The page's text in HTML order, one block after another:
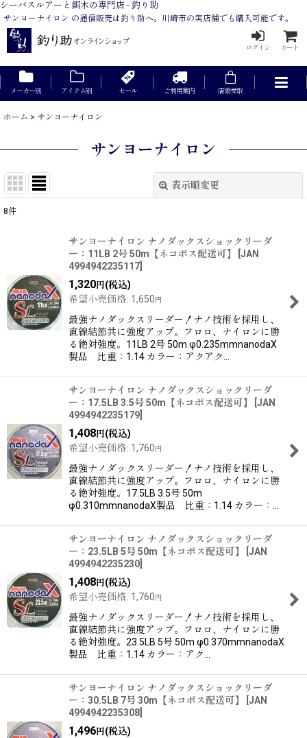
シーバスルアーと餌木の専門店 - 釣り助
サンヨーナイロン の通信販売は釣り助へ。川崎市の実店舗でも購入可能です。
ログイン カート
メーカー別 アイテム別 セール ご利用案内 店頭受取
ホーム > サンヨーナイロン
サンヨーナイロン
表示順変更
在庫あり
並び順:
絞り込む
8件
サンヨーナイロン ナノダックスショックリーダ
ー：11LB 2号 50m【ネコポス配送可】
JAN
4994942235117
1,320 円(税込)
希望小売価格: 1,650円
最強ナノダックスリーダー！ナノ技術を採用し、
直線結節共に強度アップ。フロロ、ナイロンに勝
る絶対強度。11LB 2号 50m φ0.235mmnanodaX
製品 比重：1.14 カラー：アクアク…
サンヨーナイロン ナノダックスショックリーダ
ー：17.5LB 3.5号 50m【ネコポス配送可】
JAN
4994942235179
1,408 円(税込)
希望小売価格: 1,760円
最強ナノダックスリーダー！ナノ技術を採用し、
直線結節共に強度アップ。フロロ、ナイロンに勝
る絶対強度。17.5LB 3.5号 50m
φ0.310mmnanodaX製品 比重：1.14 カラー：…
サンヨーナイロン ナノダックスショックリーダ
ー：23.5LB 5号 50m【ネコポス配送可】
JAN
4994942235230
1,408 円(税込)
希望小売価格: 1,760円
最強ナノダックスリーダー！ナノ技術を採用し、
直線結節共に強度アップ。フロロ、ナイロンに勝
る絶対強度。23.5LB 5号 50m φ0.370mmnanodaX
製品 比重：1.14 カラー：アク…
サンヨーナイロン ナノダックスショックリーダ
ー：30.5LB 7号 30m【ネコポス配送可】
JAN
4994942235308
1,496 円(税込)